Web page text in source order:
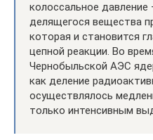
колоссальное
делящегося вещества
которая и становится
цепной реакции. Во
Чернобыльской АЭС
как деление
осуществлялось
только интенсивным